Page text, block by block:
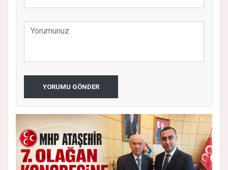
YORUMU GÖNDER